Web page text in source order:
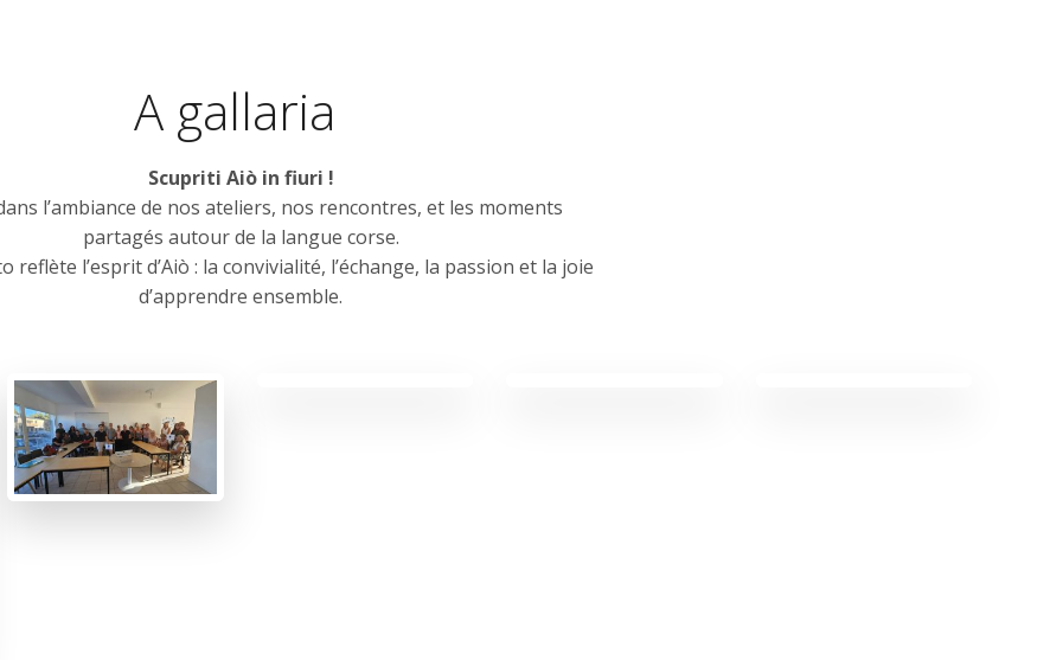
A gallaria
Scupriti Aiò in fiuri !
l’ambiance de nos ateliers, nos rencontres, et les moments
partagés autour de la langue corse.
reflète l’esprit d’Aiò : la convivialité, l’échange, la passion et la joie
d’apprendre ensemble.